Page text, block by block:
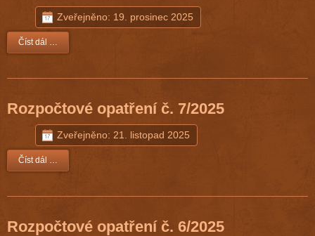
Zveřejněno: 19. prosinec 2025
Číst dál …
Rozpočtové opatření č. 7/2025
Zveřejněno: 21. listopad 2025
Číst dál …
Rozpočtové opatření č. 6/2025